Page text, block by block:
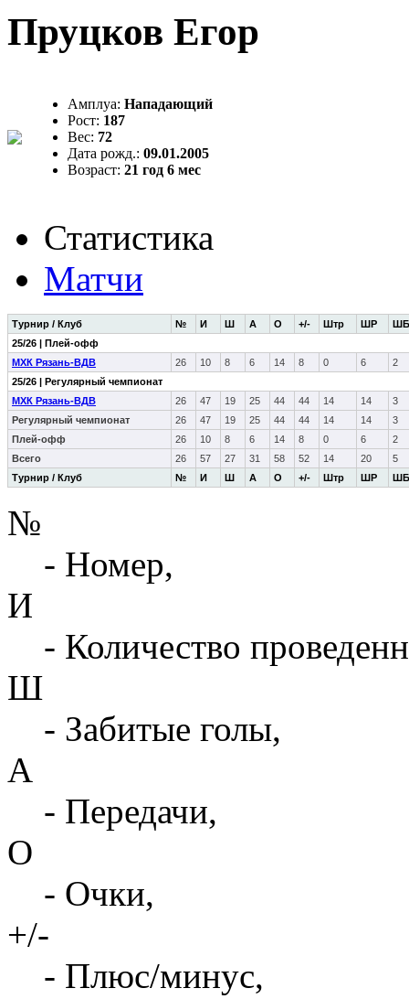
Пруцков Егор
Амплуа: Нападающий
Рост: 187
Вес: 72
Дата рожд.: 09.01.2005
Возраст: 21 год 6 мес
Статистика
Матчи
Турнир / Клуб № И Ш А О +/- Штр ШР ШБ
Турнир / Клуб № И Ш А О +/- Штр ШР ШБ
25/26 | Плей-офф
МХК Рязань-ВДВ
26 10 8 6 14 8 0 6
2
25/26 | Регулярный чемпионат
МХК Рязань-ВДВ
26 47 19 25 44 44 14 14
3
Регулярный чемпионат
26 47 19 25 44 44 14 14
3
Плей-офф
26 10 8 6 14 8 0 6
2
Всего
26 57 27 31 58 52 14 20 5
№
- Номер,
И
- Количество
Ш
- Забитые голы,
А
- Передачи,
О
- Очки,
+/-
- Плюс/минус,